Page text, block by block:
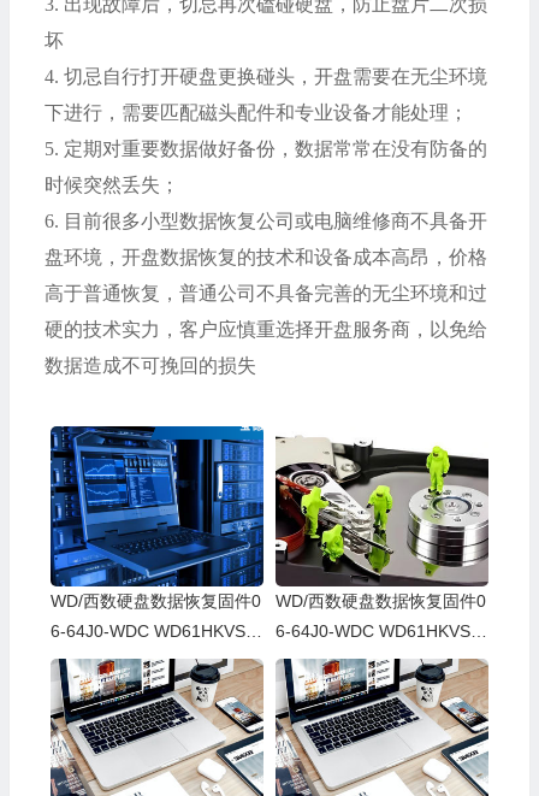
3. 出现故障后，切忌再次磕碰硬盘，防止盘片二次损
坏
4. 切忌自行打开硬盘更换碰头，开盘需要在无尘环境
下进行，需要匹配磁头配件和专业设备才能处理；
5. 定期对重要数据做好备份，数据常常在没有防备的
时候突然丢失；
6. 目前很多小型数据恢复公司或电脑维修商不具备开
盘环境，开盘数据恢复的技术和设备成本高昂，价格
高于普通恢复，普通公司不具备完善的无尘环境和过
硬的技术实力，客户应慎重选择开盘服务商，以免给
数据造成不可挽回的损失
WD/西数硬盘数据恢复固件0
6-64J0-WDC WD61HKVS-7
8AUSY0-80-00A80-WD-WX
52D71DH04K-00060064-27
00
WD/西数硬盘数据恢复固件0
6-64J0-WDC WD61HKVS-7
8AUSY0-80-00A80-WD-WX
22D2143CAS-00060064-27
00